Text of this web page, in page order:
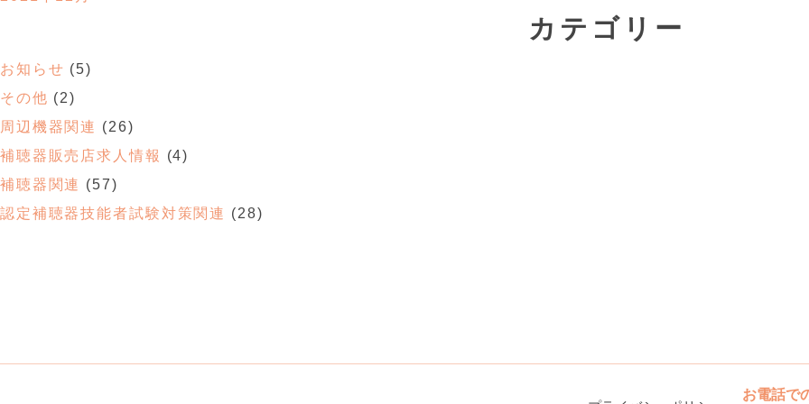
カテゴリー
お知らせ (5)
その他 (2)
周辺機器関連 (26)
補聴器販売店求人情報
(4)
補聴器関連 (57)
認定補聴器技能者試験対策関連 (28)
お電話で